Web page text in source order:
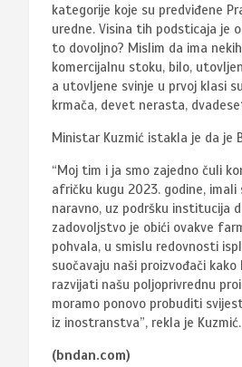
kategorije koje su predviđene
uredne. Visina tih podsticaja je
to dovoljno? Mislim da ima
komercijalnu stoku, bilo,
a utovljene svinje u prvoj klasi
krmača, devet nerasta,
Ministar Kuzmić istakla je da je
“Moj tim i ja smo zajedno čuli
afričku kugu 2023. godine,
naravno, uz podršku institucija
zadovoljstvo je obići ovakve
pohvala, u smislu redovnosti
suočavaju naši proizvođači
razvijati našu poljoprivrednu
moramo ponovo probuditi
iz inostranstva”, rekla je Kuzmić.
(bndan.com)